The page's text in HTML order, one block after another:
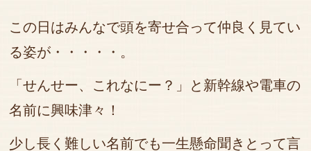
この日はみんなで頭を寄せ合って仲良く見てい
る姿が・・・・・。
「せんせー、これなにー？」と新幹線や電車の
名前に興味津々！
少し長く難しい名前でも一生懸命聞きとって言